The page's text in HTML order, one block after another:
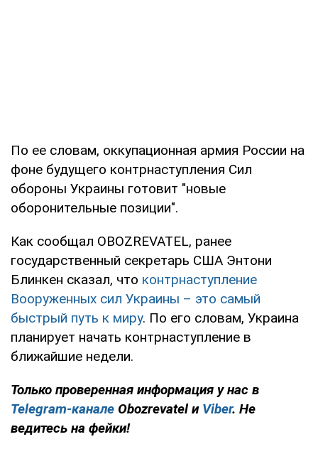
По ее словам, оккупационная армия России на
фоне будущего контрнаступления Сил
обороны Украины готовит "новые
оборонительные позиции".
Как сообщал OBOZREVATEL, ранее
государственный секретарь США Энтони
Блинкен сказал, что контрнаступление
Вооруженных сил Украины – это самый
быстрый путь к миру. По его словам, Украина
планирует начать контрнаступление в
ближайшие недели.
Только проверенная информация у нас в
Telegram-канале Obozrevatel и Viber. Не
ведитесь на фейки!